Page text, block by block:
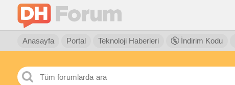
Anasayfa Portal Teknoloji Haberleri İndirim Kodu